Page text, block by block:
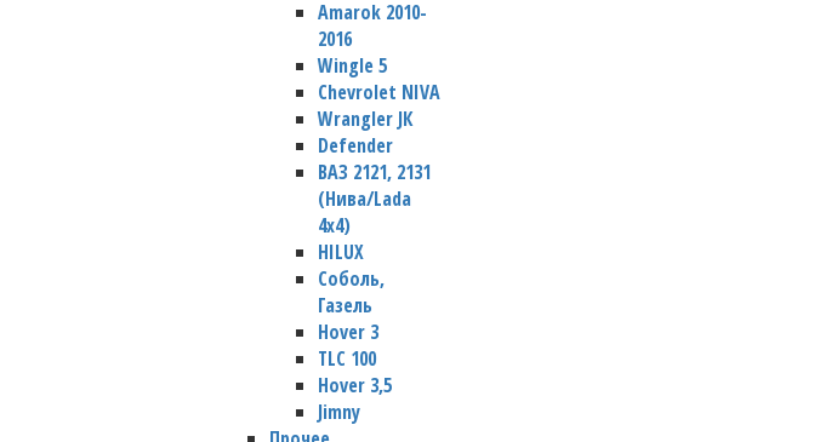
Amarok 2010-
2016
Wingle 5
Chevrolet NIVA
Wrangler JК
Defender
ВАЗ 2121, 2131
(Нива/Lada
4х4)
HILUX
Соболь,
Газель
Hover 3
TLC 100
Hover 3,5
Jimny